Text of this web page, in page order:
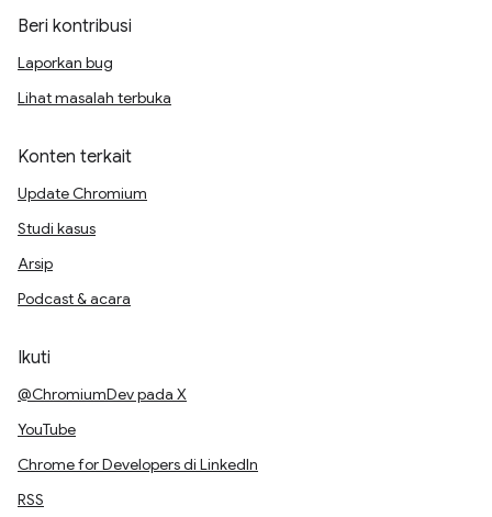
Beri kontribusi
Laporkan bug
Lihat masalah terbuka
Konten terkait
Update Chromium
Studi kasus
Arsip
Podcast & acara
Ikuti
@ChromiumDev pada X
YouTube
Chrome for Developers di LinkedIn
RSS